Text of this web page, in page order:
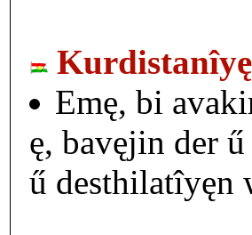
Emę, bi
ę, bavęjin der
ű desthilatîyęn